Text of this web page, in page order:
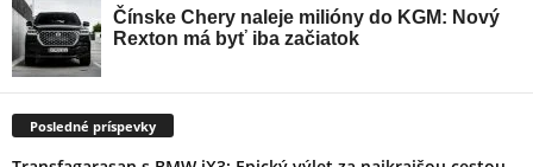
Posledné príspevky